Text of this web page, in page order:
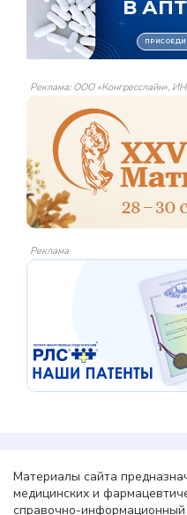
Реклама: ООО «Конгресслайн»,
Реклама
Материалы сайта
медицинских и
справочно-